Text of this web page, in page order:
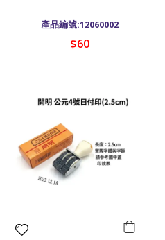
產品編號:12060002
$60